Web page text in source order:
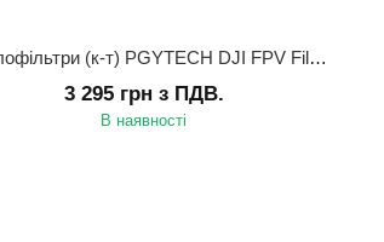
Світлофільтри (к-т) PGYTECH DJI FPV Filter ND Set (ND 4 8 16) (Professional) (P-24A-101)
3 295 грн з ПДВ.
В наявності